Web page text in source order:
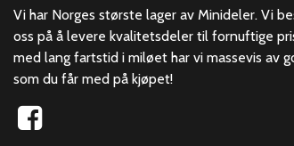
Vi har Norges største lager av Minideler. Vi
oss på å levere kvalitetsdeler til fornuftige
med lang fartstid i miløet har vi massevis av
som du får med på kjøpet!